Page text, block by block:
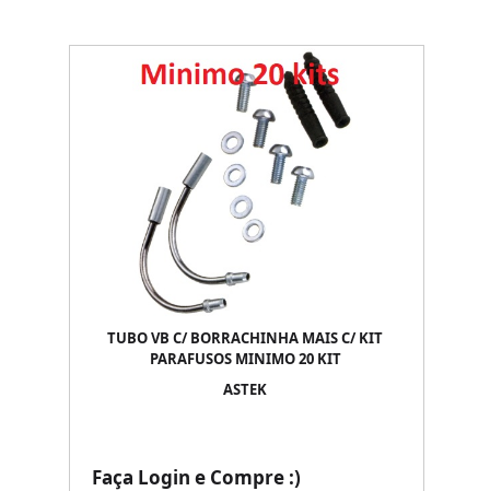
TUBO VB C/ BORRACHINHA MAIS C/ KIT
PARAFUSOS MINIMO 20 KIT
ASTEK
Faça Login e Compre :)